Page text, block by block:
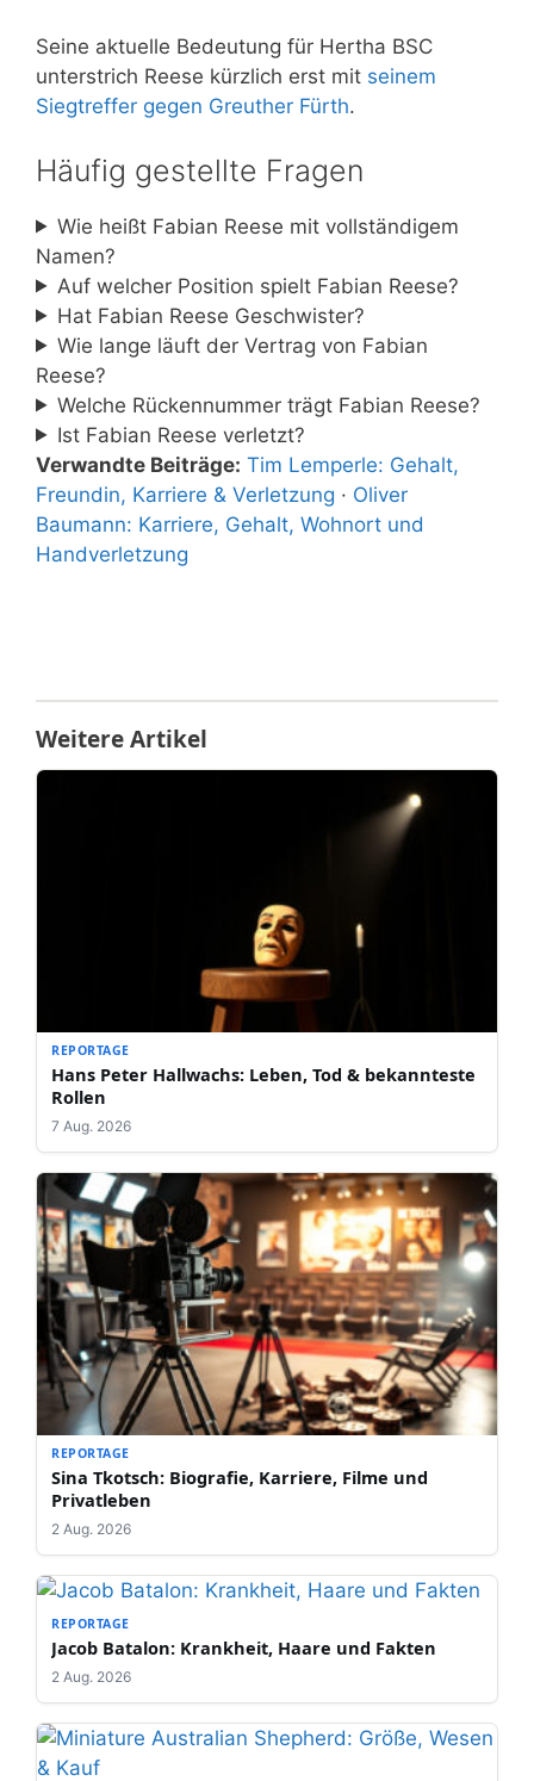
Seine aktuelle Bedeutung für Hertha BSC
unterstrich Reese kürzlich erst mit seinem
Siegtreffer gegen Greuther Fürth.
Häufig gestellte Fragen
Wie heißt Fabian Reese mit vollständigem
Namen?
Auf welcher Position spielt Fabian Reese?
Hat Fabian Reese Geschwister?
Wie lange läuft der Vertrag von Fabian
Reese?
Welche Rückennummer trägt Fabian Reese?
Ist Fabian Reese verletzt?
Verwandte Beiträge: Tim Lemperle: Gehalt,
Freundin, Karriere & Verletzung · Oliver
Baumann: Karriere, Gehalt, Wohnort und
Handverletzung
Weitere Artikel
REPORTAGE
Hans Peter Hallwachs: Leben, Tod & bekannteste
Rollen
7 Aug. 2026
REPORTAGE
Sina Tkotsch: Biografie, Karriere, Filme und
Privatleben
2 Aug. 2026
REPORTAGE
Jacob Batalon: Krankheit, Haare und Fakten
2 Aug. 2026